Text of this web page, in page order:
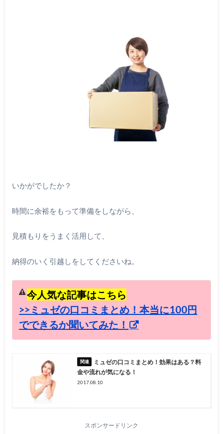
いかがでしたか？
時間に余裕をもって準備をしながら、
見積もりをうまく活用して、
納得のいく引越しをしてくださいね。
今人気な記事はこちら
>>ミュゼの口コミまとめ！本当に100円
でできるか聞いてみた！
ミュゼの口コミまとめ！効果はある？料
金や流れが気になる！
2017.08.10
スポンサードリンク